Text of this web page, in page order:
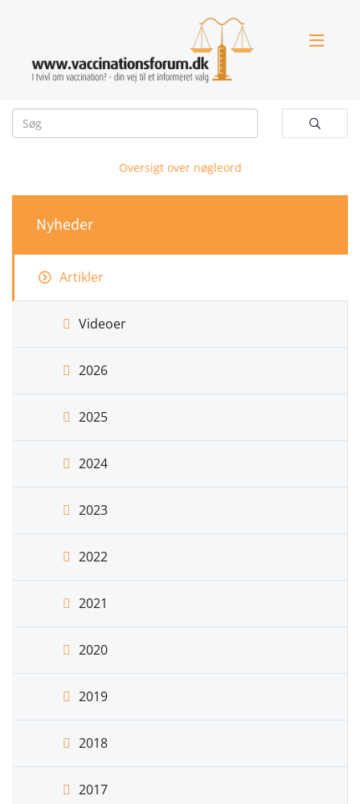


Oversigt over nøgleord
Nyheder
Artikler
Videoer
2026
2025
2024
2023
2022
2021
2020
2019
2018
2017